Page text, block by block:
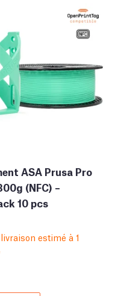
ASA Prusa Pro
(NFC) –
10 pcs
estimé à 1